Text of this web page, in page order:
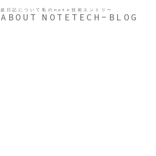
超日記について
ABOUT
私のnote
NOTE
技術エントリー
TECH-BLOG